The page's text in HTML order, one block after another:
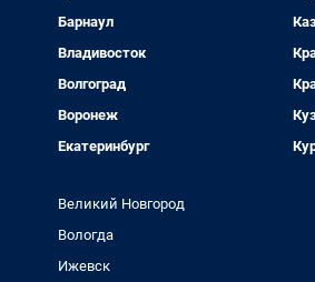
Барнаул
Владивосток
Волгоград
Воронеж
Екатеринбург
Великий Новгород
Вологда
Ижевск